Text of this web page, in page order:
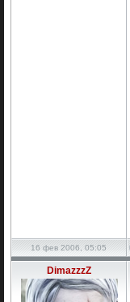
16 фев 2006, 05:05
DimazzzZ